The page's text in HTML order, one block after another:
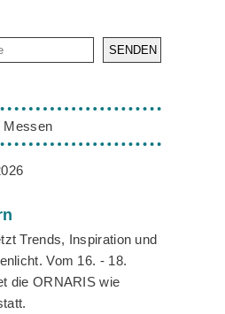
SENDEN
Messen
Trends, Inspiration und
Vom 16. - 18.
die ORNARIS wie